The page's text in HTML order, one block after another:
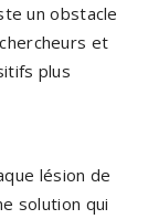
un obstacle
et
plus
lésion de
solution qui